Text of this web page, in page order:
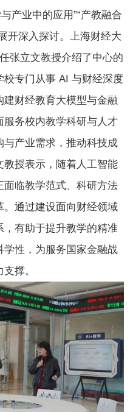
产业中的应用”“产教融合
开深入探讨。上海财经大
张立文教授介绍了中心的
校专门从事 AI 与财经深度
财经教育大模型与金融
务校内教学科研与人才
产业需求，推动科技成
授表示，随着人工智能
临教学范式、科研方法
通过建设面向财经领域
有助于提升教学的精准
性，为服务国家金融战
撑。